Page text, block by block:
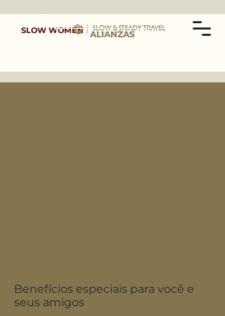
SLOW WOMEN ALIANZAS
Benefícios especiais para você e
seus amigos